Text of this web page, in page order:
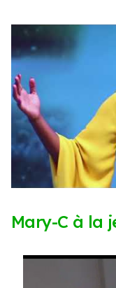
Mary-C à la